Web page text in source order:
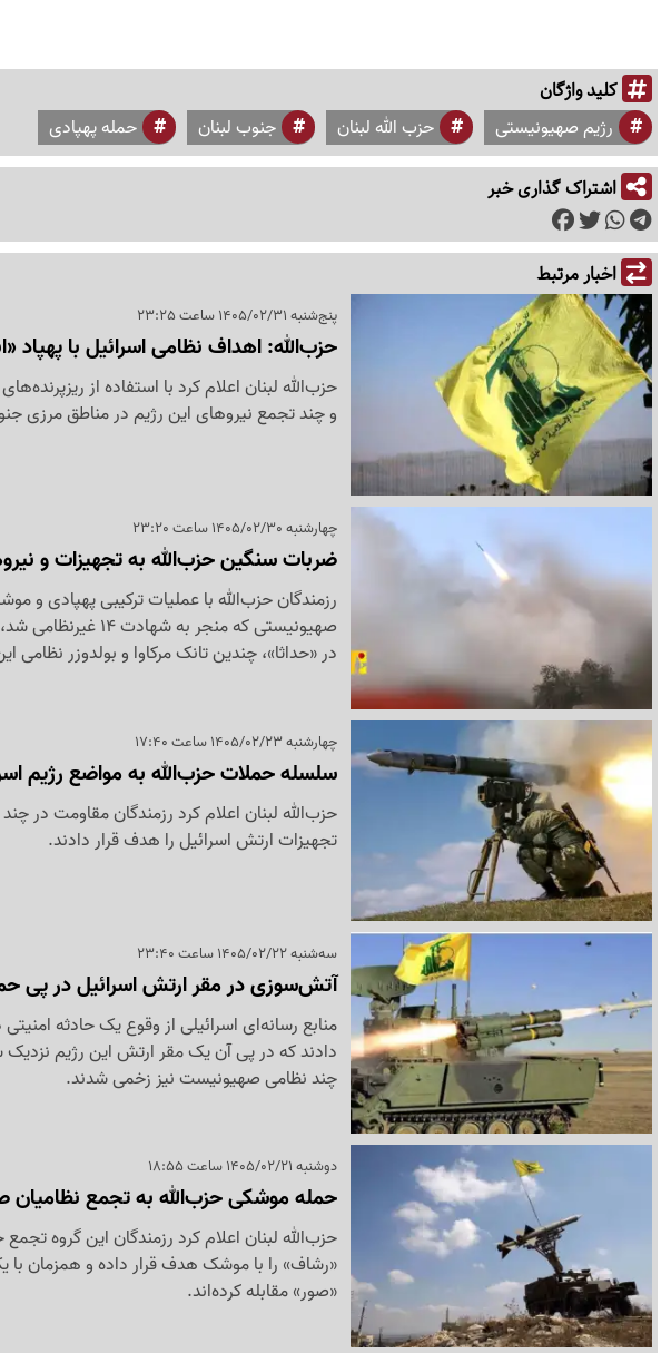
کلید واژگان
رژیم صهیونیستی حزب الله لبنان جنوب لبنان حمله پهپادی
اشتراک گذاری خبر
اخبار مرتبط
پنج‌شنبه 1405/02/31 ساعت 23:25
حزب‌الله: اهداف نظامی اسرائیل با پهپاد
حزب‌الله لبنان اعلام کرد با استفاده از
و چند تجمع نیروهای این رژیم در مناطق مرزی
چهارشنبه 1405/02/30 ساعت 23:20
ضربات سنگین حزب‌الله به تجهیزات و
رزمندگان حزب‌الله با عملیات ترکیبی پهپادی و
صهیونیستی که منجر
در «حداثا»، چندین تانک مرکاوا و بولدوزر نظامی
چهارشنبه 1405/02/23 ساعت 17:40
سلسله حملات حزب‌الله به مواضع رژیم
حزب‌الله لبنان اعلام کرد رزمندگان مقاومت در
تجهیزات ارتش اسرائیل را هدف قرار دادند.
سه‌شنبه 1405/02/22 ساعت 23:40
آتش‌سوزی در مقر ارتش اسرائیل در پی
منابع رسانه‌ای اسرائیلی از وقوع یک حادثه
دادند که در پی آن یک مقر ارتش این رژیم
چند نظامی صهیونیست نیز زخمی شدند.
دوشنبه 1405/02/21 ساعت 18:55
حمله موشکی حزب‌الله به تجمع
حزب‌الله لبنان اعلام کرد رزمندگان این گروه
«رشاف» را با موشک هدف قرار داده و همزمان با
«صور» مقابله کرده‌اند.